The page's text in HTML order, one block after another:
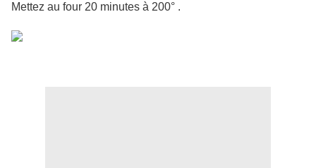
Mettez au four 20 minutes à 200° .